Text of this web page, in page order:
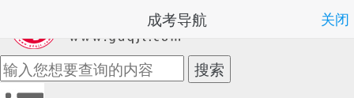
成考导航 关闭